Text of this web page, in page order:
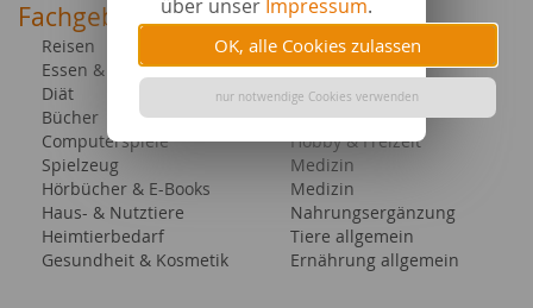
über unser Impressum.
OK, alle Cookies zulassen
nur notwendige Cookies verwenden
Fachgebiete bei content.de
Reisen
Essen & Trinken
Diät
Bücher
Computerspiele
Spielzeug
Hörbücher & E-Books
Haus- & Nutztiere
Heimtierbedarf
Gesundheit & Kosmetik
Garten
Esoterik
Familie & Kind
Geschenke
Hobby & Freizeit
Medizin
Medizin
Nahrungsergänzung
Tiere allgemein
Ernährung allgemein